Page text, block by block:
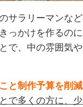
サラリーマンな
っかけを作るの
で、中の雰囲気
と制作予算を削減
で多くの方に、